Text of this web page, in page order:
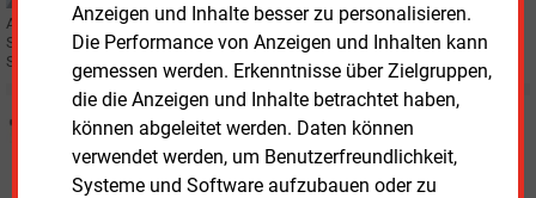
Anzeigen und Inhalte besser zu personalisieren.
Die Performance von Anzeigen und Inhalten kann
gemessen werden. Erkenntnisse über Zielgruppen,
die die Anzeigen und Inhalte betrachtet haben,
können abgeleitet werden. Daten können
verwendet werden, um Benutzerfreundlichkeit,
Systeme und Software aufzubauen oder zu
An bundesweit 124 Standorten will Vattenfall bis 2027 rund 400 neue
Schnellladepunkte bauen – auch an Ärztestandorten und bei
Supermarktketten.
Montag, 19.05.2025, 17:21
MOBILITÄT
Investoren schlucken Jet-Tankstellen